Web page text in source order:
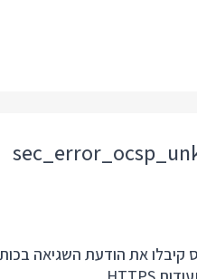
את הודעת השגיאה